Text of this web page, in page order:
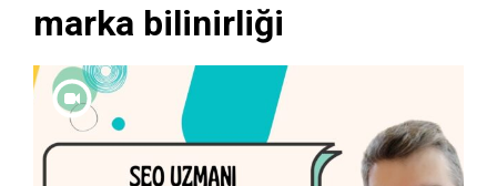
marka bilinirliği